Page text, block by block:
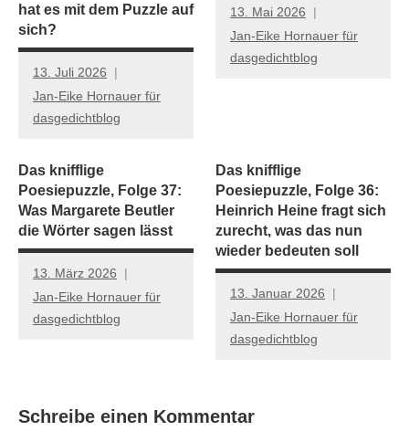
hat es mit dem Puzzle auf
sich?
13. Juli 2026
Jan-Eike Hornauer für
dasgedichtblog
13. Mai 2026
Jan-Eike Hornauer für
dasgedichtblog
Das knifflige
Poesiepuzzle, Folge 37:
Was Margarete Beutler
die Wörter sagen lässt
13. März 2026
Jan-Eike Hornauer für
dasgedichtblog
Das knifflige
Poesiepuzzle, Folge 36:
Heinrich Heine fragt sich
zurecht, was das nun
wieder bedeuten soll
13. Januar 2026
Jan-Eike Hornauer für
dasgedichtblog
Schreibe einen Kommentar